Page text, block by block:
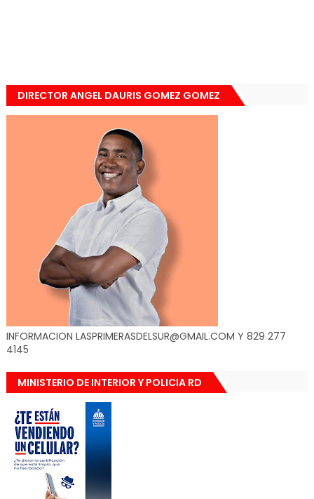
DIRECTOR ANGEL DAURIS GOMEZ GOMEZ
INFORMACION LASPRIMERASDELSUR@GMAIL.COM Y 829 277
4145
MINISTERIO DE INTERIOR Y POLICIA RD